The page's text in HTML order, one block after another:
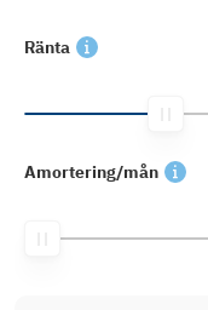
Ränta
Amortering/mån